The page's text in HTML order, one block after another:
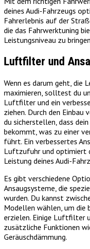
deines Audi-Fahrzeugs
Fahrerlebnis auf der
die das Fahrwerktuning
Leistungsniveau zu
Luftfilter und
Wenn es darum geht, die
maximieren, solltest du
Luftfilter und ein
ziehen. Durch den
du sicherstellen, dass
bekommt, was zu einer
führt. Ein verbessertes
Luftzufuhr und optimiert
Leistung deines Audi-
Es gibt verschiedene
Ansaugsysteme, die
wurden. Du kannst
Modellen wählen, um die
erzielen. Einige Luftfilter
zusätzliche Funktionen
Geräuschdämmung.